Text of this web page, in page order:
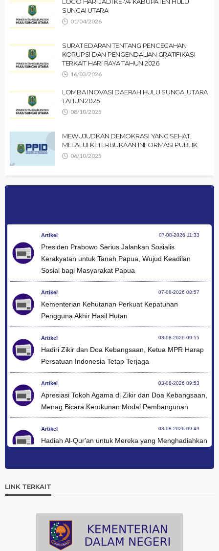
LOGO HARI JADI KE-74 KABUPATEN HULU
SUNGAI UTARA
01/04/2026
SURAT EDARAN TENTANG PENCEGAHAN
KORUPSI DAN PENGENDALIAN GRATIFIKASI
TERKAIT HARI RAYA TAHUN 2026
16/03/2026
LOMBA INOVASI DAERAH HULU SUNGAI UTARA
TAHUN 2025
08/10/2025
MEWUJUDKAN DEMOKRASI YANG SEHAT,
MELALUI KETERBUKAAN INFORMASI PUBLIK
06/10/2025
Artikel 07-08-2026 11:33
Presiden Prabowo Serius Jalankan Sosialis
Kerakyatan untuk Tanah Papua, Wujud Keadilan
Sosial bagi Masyarakat Papua
Artikel 07-08-2026 08:57
Kementerian Kehutanan Perkuat Kepatuhan
Pengguna Akhir Hasil Hutan
Artikel 03-08-2026 09:55
Hadiri Zikir dan Doa Kebangsaan, Ketua MPR Harap
Persatuan Indonesia Tetap Terjaga
Artikel 03-08-2026 09:53
Apresiasi Tokoh Agama di Zikir dan Doa Kebangsaan,
Menag Bicara Kerukunan Modal Pembangunan
Artikel 03-08-2026 09:49
Hadiah Al-Qur'an untuk Mereka yang Menghadiahkan
Ini Teks Lengkap Doa Kebangsaan Umat Kristen
Protestan di Monas
Artikel
Paduan Suara yang Menyatukan Harapan untuk
Indonesia
LINK TERKAIT